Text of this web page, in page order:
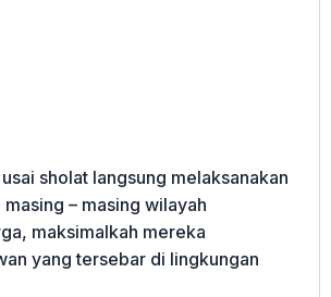
sholat langsung melaksanakan
– masing wilayah
maksimalkah mereka
yang tersebar di lingkungan